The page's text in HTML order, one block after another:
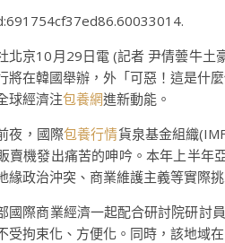
北京10月29日電 (記者 尹倩蕓牛土
將在韓國舉辦，外「可惡！這是什
球經濟注包養網進新動能。
夜，國際包養行情貨泉基金組織
賣機發出痛苦的呻吟。本年上半年
緣政治沖突、商業維護主義等實際
國際商業經濟一起配合研討院研討
受拘束化、方便化。同時，該地域